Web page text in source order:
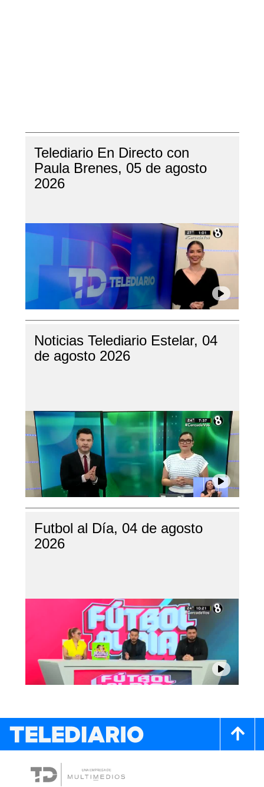
Telediario En Directo con
Paula Brenes, 05 de agosto
2026
Noticias Telediario Estelar, 04
de agosto 2026
Futbol al Día, 04 de agosto
2026